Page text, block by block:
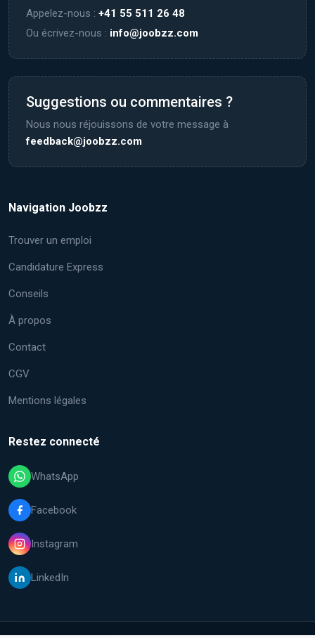
Appelez-nous : +41 55 511 26 48
Ou écrivez-nous : info@joobzz.com
Suggestions ou commentaires ?
Nous nous réjouissons de votre message à
feedback@joobzz.com
Navigation Joobzz
Trouver un emploi
Candidature Express
Conseils
À propos
Contact
CGV
Mentions légales
Restez connecté
WhatsApp
Facebook
Instagram
LinkedIn